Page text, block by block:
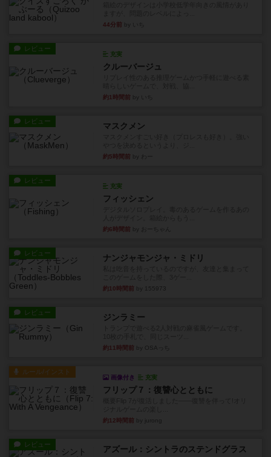
44分前 by いち
レビュー
充実
クルーバージュ
約1時間前 by いち
レビュー マスクメン
約5時間前 by わー
レビュー
充実
フィッシェン
約6時間前 by おーちゃん
レビュー ナンジャモンジャ・ミドリ
約10時間前 by 155973
レビュー ジンラミー
約11時間前 by OSAっち
ルール/インスト
画像付き 充実
フリップ７：復讐心とともに
約12時間前 by jurong
レビュー アズール：シントラのステンドグラス